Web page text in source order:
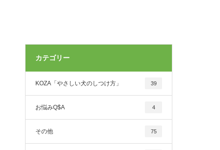
カテゴリー
KOZA「やさしい犬のしつけ方」 39
お悩みQ$A 4
その他 75